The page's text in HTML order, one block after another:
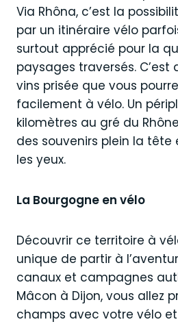
Via Rhôna, c’est la
par un itinéraire vélo
surtout apprécié pour la
paysages traversés. C’est
vins prisée que vous
facilement à vélo. Un
kilomètres au gré du
des souvenirs plein la tête
les yeux.
La Bourgogne en vélo
Découvrir ce territoire à
unique de partir à
canaux et campagnes
Mâcon à Dijon, vous allez
champs avec votre vélo